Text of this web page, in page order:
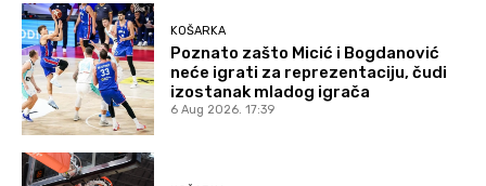
KOŠARKA
Poznato zašto Micić i Bogdanović
neće igrati za reprezentaciju, čudi
izostanak mladog igrača
6 Aug 2026. 17:39